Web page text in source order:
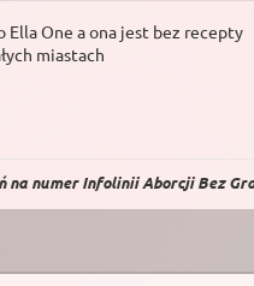
One a ona jest bez recepty
miastach
numer Infolinii Aborcji Bez